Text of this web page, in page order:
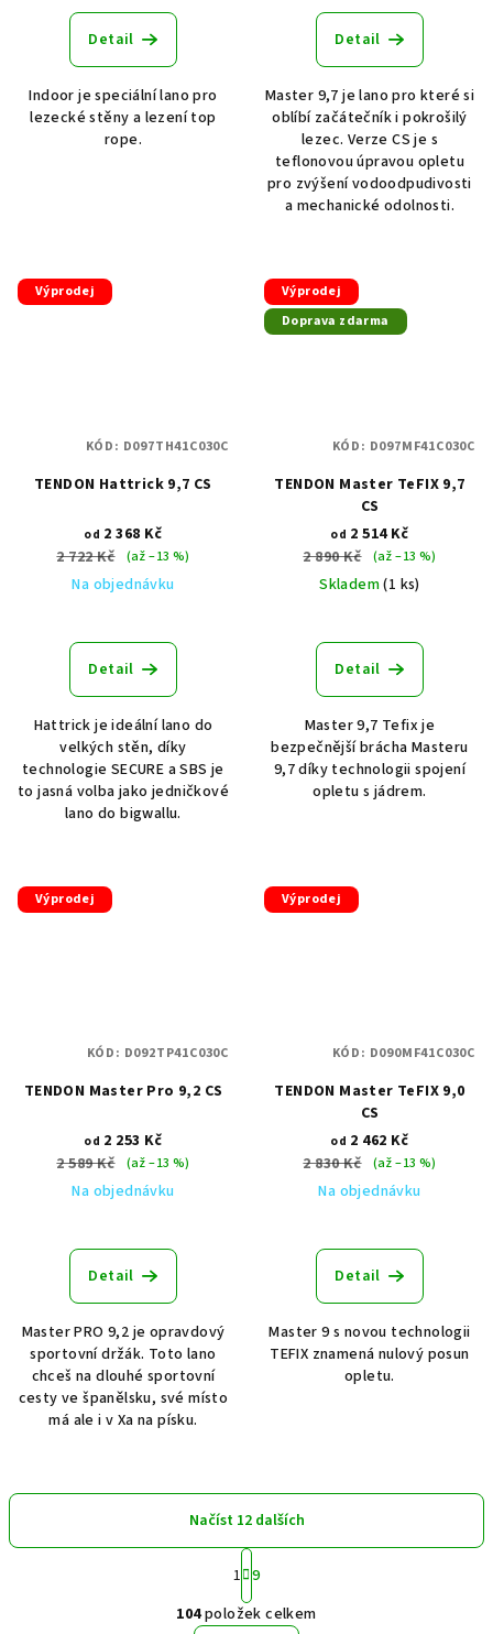
Detail
Indoor je speciální lano pro
lezecké stěny a lezení top
rope.
Detail
Master 9,7 je lano pro které si
oblíbí začátečník i pokrošilý
lezec. Verze CS je s
teflonovou úpravou opletu
pro zvýšení vodoodpudivosti
a mechanické odolnosti.
Výprodej
TENDON Hattrick 9,7 CS
od 2 368 Kč
2 722 Kč
(až –13 %)
Na objednávku
Detail
Hattrick je ideální lano do
velkých stěn, díky
technologie SECURE a SBS je
to jasná volba jako jedničkové
lano do bigwallu.
KÓD: D097TH41C030C
Výprodej
Doprava zdarma
TENDON Master TeFIX 9,7
CS
od 2 514 Kč
2 890 Kč
(až –13 %)
Skladem(1 ks)
Detail
Master 9,7 Tefix je
bezpečnější brácha Masteru
9,7 díky technologii spojení
opletu s jádrem.
KÓD: D097MF41C030C
Výprodej
TENDON Master Pro 9,2 CS
od 2 253 Kč
2 589 Kč
(až –13 %)
Na objednávku
Detail
Master PRO 9,2 je opravdový
sportovní držák. Toto lano
chceš na dlouhé sportovní
cesty ve španělsku, své místo
má ale i v Xa na písku.
KÓD: D092TP41C030C
Výprodej
TENDON Master TeFIX 9,0
CS
od 2 462 Kč
2 830 Kč
(až –13 %)
Na objednávku
Detail
Master 9 s novou technologii
TEFIX znamená nulový posun
opletu.
KÓD: D090MF41C030C
O
v
Načíst 12 dalších
S
t
r
á
1 9
104položek celkem